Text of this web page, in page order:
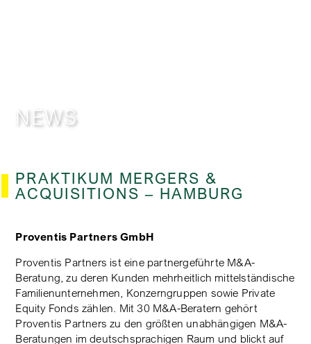
NEWS
PRAKTIKUM MERGERS &
ACQUISITIONS – HAMBURG
Proventis Partners GmbH
Proventis Partners ist eine partnergeführte M&A-
Beratung, zu deren Kunden mehrheitlich mittelständische
Familienunternehmen, Konzerngruppen sowie Private
Equity Fonds zählen. Mit 30 M&A-Beratern gehört
Proventis Partners zu den größten unabhängigen M&A-
Beratungen im deutschsprachigen Raum und blickt auf